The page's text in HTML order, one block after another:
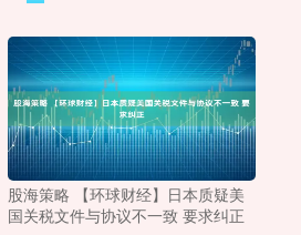
股海策略 【环球财经】日本质疑美
国关税文件与协议不一致 要求纠正